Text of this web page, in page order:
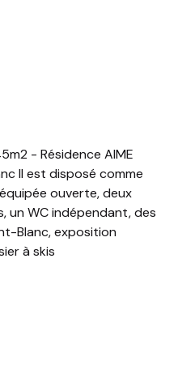
- Résidence AIME
Il est disposé comme
ouverte, deux
un WC indépendant, des
Blanc, exposition
à skis